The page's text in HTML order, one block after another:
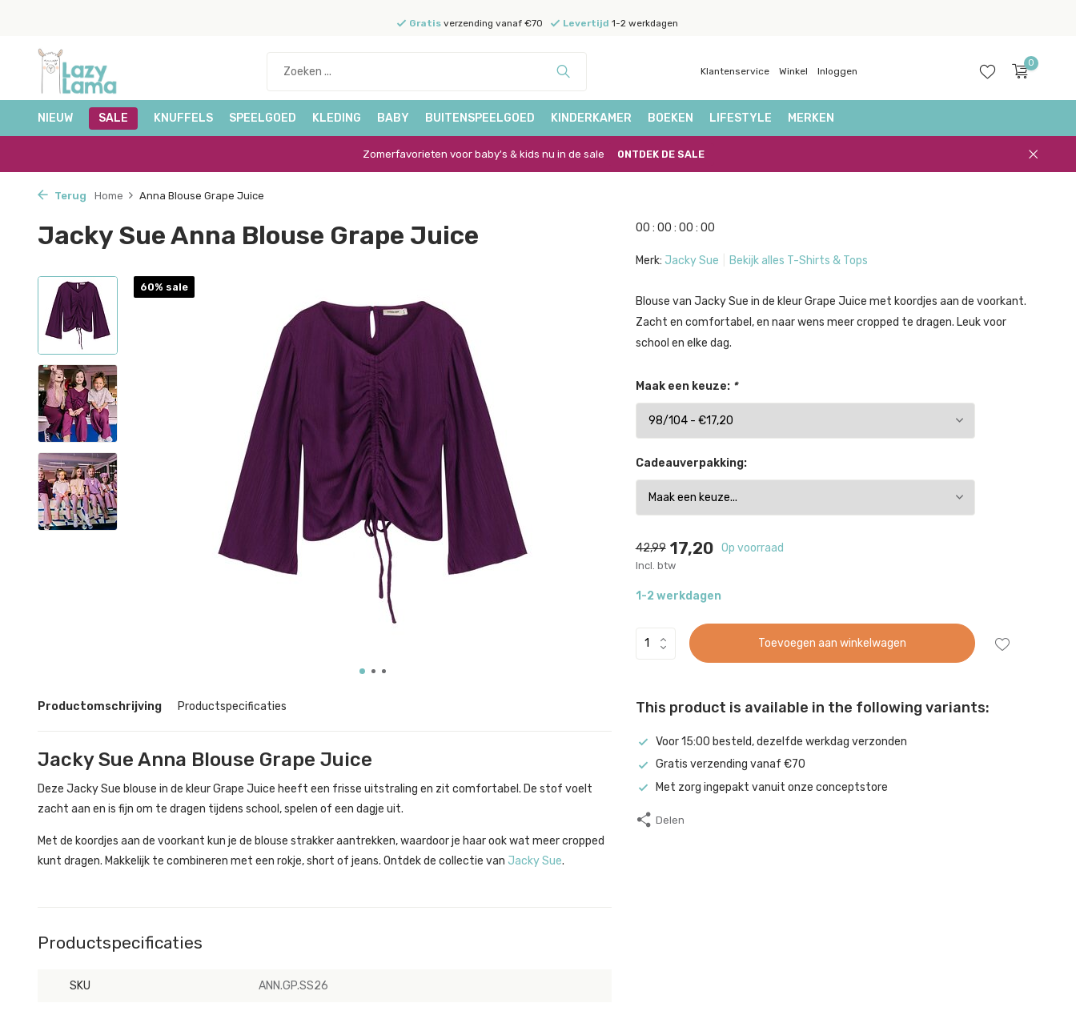
Gratisverzending vanaf €70 Levertijd 1-2 werkdagen
Klantenservice Winkel Inloggen
0
NIEUW SALE KNUFFELS SPEELGOED KLEDING BABY BUITENSPEELGOED KINDERKAMER BOEKEN LIFESTYLE MERKEN
Zomerfavorieten voor baby's & kids nu in de sale ONTDEK DE SALE
Terug Home Anna Blouse Grape Juice
Jacky Sue Anna Blouse Grape Juice
60% sale
Productomschrijving Productspecificaties
Jacky Sue Anna Blouse Grape Juice
Deze Jacky Sue blouse in de kleur Grape Juice heeft een frisse uitstraling en zit comfortabel. De stof voelt
zacht aan en is fijn om te dragen tijdens school, spelen of een dagje uit.
Met de koordjes aan de voorkant kun je de blouse strakker aantrekken, waardoor je haar ook wat meer cropped
kunt dragen. Makkelijk te combineren met een rokje, short of jeans. Ontdek de collectie van Jacky Sue.
Productspecificaties
SKU ANN.GP.SS26
00 : 00 : 00 : 00
Merk: Jacky Sue Bekijk alles T-Shirts & Tops
Blouse van Jacky Sue in de kleur Grape Juice met koordjes aan de voorkant.
Zacht en comfortabel, en naar wens meer cropped te dragen. Leuk voor
school en elke dag.
Maak een keuze: *
Cadeauverpakking:
42,99 17,20 Op voorraad
Incl. btw
1-2 werkdagen
Toevoegen aan winkelwagen
This product is available in the following variants:
Voor 15:00 besteld, dezelfde werkdag verzonden
Gratis verzending vanaf €70
Met zorg ingepakt vanuit onze conceptstore
Delen